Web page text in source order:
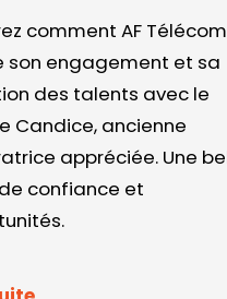
comment AF
son engagement et sa
des talents avec le
Candice, ancienne
appréciée. Une
confiance et